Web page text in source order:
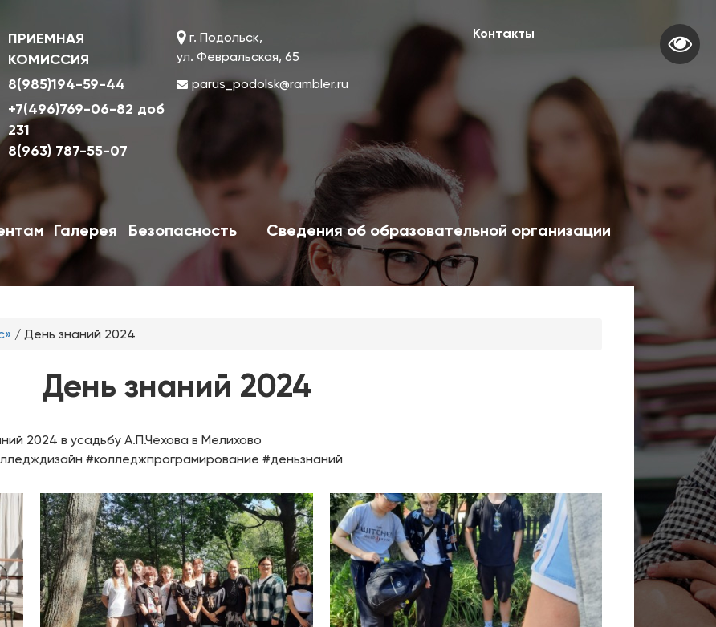
ПРИЕМНАЯ
КОМИССИЯ
8(985)194-59-44
+7(496)769-06-82 доб
231
8(963) 787-55-07
г. Подольск,
ул. Февральская, 65
parus_podolsk@rambler.ru
Контакты
Галерея Безопасность Сведения об образовательной организации
/ День знаний 2024
День знаний 2024
2024 в усадьбу А.П.Чехова в Мелихово
#колледжпрограмирование #деньзнаний